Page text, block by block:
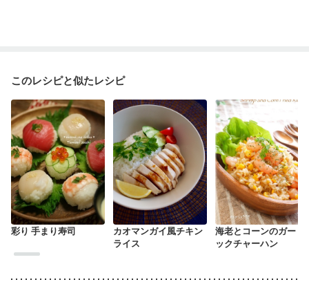
このレシピと似たレシピ
彩り 手まり寿司
カオマンガイ風チキン
ライス
海老とコーンのガーリ
ックチャーハン